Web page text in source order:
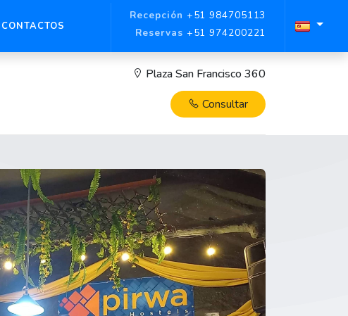
CONTACTOS
Recepción +51 984705113
Reservas +51 974200221
Plaza San Francisco 360
Consultar